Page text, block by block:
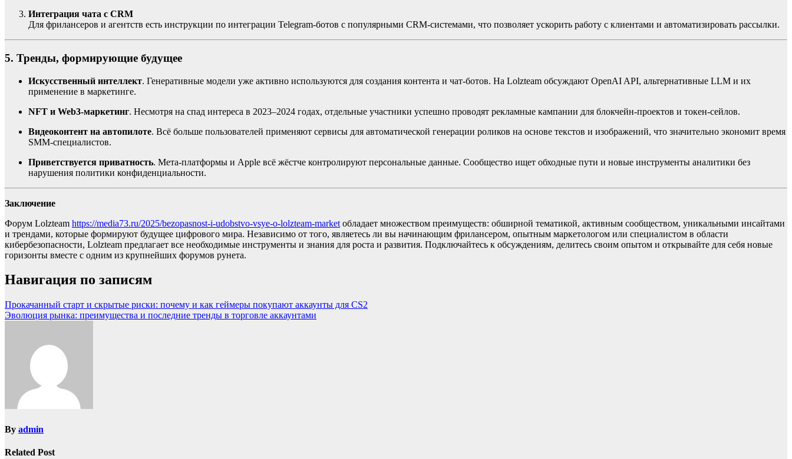
Интеграция чата с CRM
Для фрилансеров и агентств есть инструкции по интеграции Telegram-ботов с популярными CRM-системами, что позволяет ускорить работу с клиентами и автоматизировать рассылки.
5. Тренды, формирующие будущее
Искусственный интеллект. Генеративные модели уже активно используются для создания контента и чат-ботов. На Lolzteam обсуждают OpenAI API, альтернативные LLM и их
применение в маркетинге.
NFT и Web3-маркетинг. Несмотря на спад интереса в 2023–2024 годах, отдельные участники успешно проводят рекламные кампании для блокчейн-проектов и токен-сейлов.
Видеоконтент на автопилоте. Всё больше пользователей применяют сервисы для автоматической генерации роликов на основе текстов и изображений, что значительно экономит время
SMM-специалистов.
Приветствуется приватность. Мета-платформы и Apple всё жёстче контролируют персональные данные. Сообщество ищет обходные пути и новые инструменты аналитики без
нарушения политики конфиденциальности.
Заключение
Форум Lolzteam https://media73.ru/2025/bezopasnost-i-udobstvo-vsye-o-lolzteam-market обладает множеством преимуществ: обширной тематикой, активным сообществом, уникальными инсайтами
и трендами, которые формируют будущее цифрового мира. Независимо от того, являетесь ли вы начинающим фрилансером, опытным маркетологом или специалистом в области
кибербезопасности, Lolzteam предлагает все необходимые инструменты и знания для роста и развития. Подключайтесь к обсуждениям, делитесь своим опытом и открывайте для себя новые
горизонты вместе с одним из крупнейших форумов рунета.
Навигация по записям
Прокачанный старт и скрытые риски: почему и как геймеры покупают аккаунты для CS2
Эволюция рынка: преимущества и последние тренды в торговле аккаунтами
By admin
Related Post